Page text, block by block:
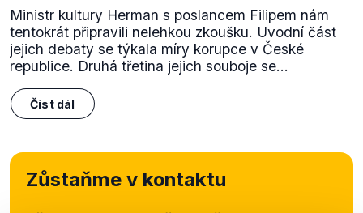
Ministr kultury Herman s poslancem Filipem nám
tentokrát připravili nelehkou zkoušku. Uvodní část
jejich debaty se týkala míry korupce v České
republice. Druhá třetina jejich souboje se...
Číst dál
Zůstaňme v kontaktu